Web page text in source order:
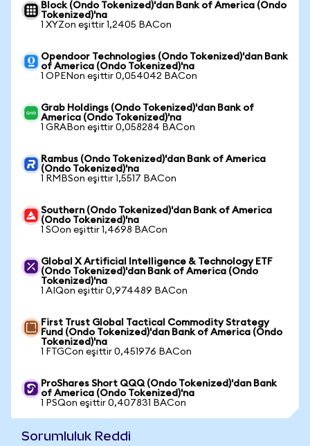
Block (Ondo Tokenized)'dan Bank of America (Ondo
Tokenized)'na
1 XYZon eşittir 1,2405 BACon
Opendoor Technologies (Ondo Tokenized)'dan Bank
of America (Ondo Tokenized)'na
1 OPENon eşittir 0,054042 BACon
Grab Holdings (Ondo Tokenized)'dan Bank of
America (Ondo Tokenized)'na
1 GRABon eşittir 0,058284 BACon
Rambus (Ondo Tokenized)'dan Bank of America
(Ondo Tokenized)'na
1 RMBSon eşittir 1,5517 BACon
Southern (Ondo Tokenized)'dan Bank of America
(Ondo Tokenized)'na
1 SOon eşittir 1,4698 BACon
Global X Artificial Intelligence & Technology ETF
(Ondo Tokenized)'dan Bank of America (Ondo
Tokenized)'na
1 AIQon eşittir 0,974489 BACon
First Trust Global Tactical Commodity Strategy
Fund (Ondo Tokenized)'dan Bank of America (Ondo
Tokenized)'na
1 FTGCon eşittir 0,451976 BACon
ProShares Short QQQ (Ondo Tokenized)'dan Bank
of America (Ondo Tokenized)'na
1 PSQon eşittir 0,407831 BACon
Sorumluluk Reddi